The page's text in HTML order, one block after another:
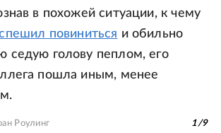
в похожей ситуации, к чему
повиниться и обильно
седую голову пеплом, его
пошла иным, менее
Роулинг 1/9